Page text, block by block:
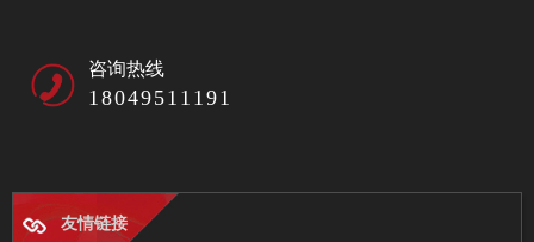
咨询热线
18049511191
友情链接